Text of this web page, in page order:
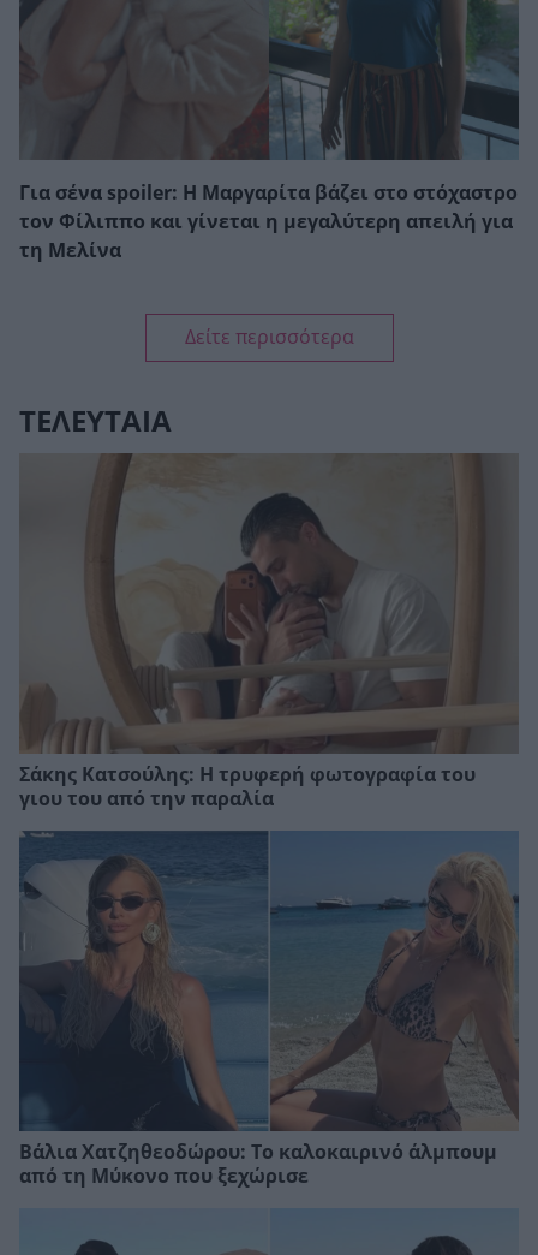
Για σένα spoiler: Η Μαργαρίτα βάζει στο στόχαστρο
τον Φίλιππο και γίνεται η μεγαλύτερη απειλή για
τη Μελίνα
Δείτε περισσότερα
ΤΕΛΕΥΤΑΙΑ
Σάκης Κατσούλης: Η τρυφερή φωτογραφία του
γιου του από την παραλία
Βάλια Χατζηθεοδώρου: Το καλοκαιρινό άλμπουμ
από τη Μύκονο που ξεχώρισε